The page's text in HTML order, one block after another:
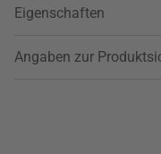
Eigenschaften
Angaben zur